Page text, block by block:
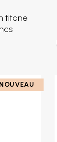
titane
NOUVEAU